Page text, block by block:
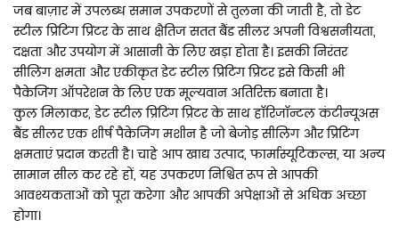
जब बाज़ार में उपलब्ध समान उपकरणों से तुलना की जाती है, तो डेट
स्टील प्रिंटिंग प्रिंटर के साथ क्षैतिज सतत बैंड सीलर अपनी विश्वसनीयता,
दक्षता और उपयोग में आसानी के लिए खड़ा होता है। इसकी निरंतर
सीलिंग क्षमता और एकीकृत डेट स्टील प्रिंटिंग प्रिंटर इसे किसी भी
पैकेजिंग ऑपरेशन के लिए एक मूल्यवान अतिरिक्त बनाता है।
कुल मिलाकर, डेट स्टील प्रिंटिंग प्रिंटर के साथ हॉरिजॉन्टल कंटीन्यूअस
बैंड सीलर एक शीर्ष पैकेजिंग मशीन है जो बेजोड़ सीलिंग और प्रिंटिंग
क्षमताएं प्रदान करती है। चाहे आप खाद्य उत्पाद, फार्मास्यूटिकल्स, या अन्य
सामान सील कर रहे हों, यह उपकरण निश्चित रूप से आपकी
आवश्यकताओं को पूरा करेगा और आपकी अपेक्षाओं से अधिक अच्छा
होगा।